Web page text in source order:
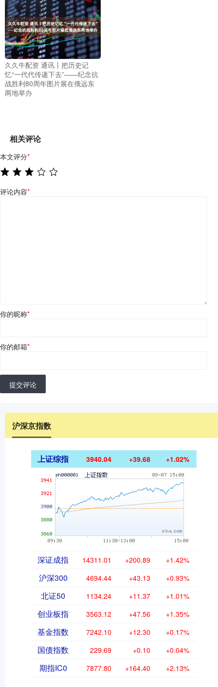
久久牛配资 通讯丨把历史记
忆“一代代传递下去”——纪念抗
战胜利80周年图片展在俄远东
两地举办
相关评论
本文评分*
评论内容*
你的昵称*
你的邮箱*
提交评论
沪深京指数
上证综指 3940.04 +39.68 +1.02%
深证成指 14311.01 +200.89 +1.42%
沪深300 4694.44 +43.13 +0.93%
北证50 1134.24 +11.37 +1.01%
创业板指 3563.12 +47.56 +1.35%
基金指数 7242.10 +12.30 +0.17%
国债指数 229.69 +0.10 +0.04%
期指IC0 7877.80 +164.40 +2.13%